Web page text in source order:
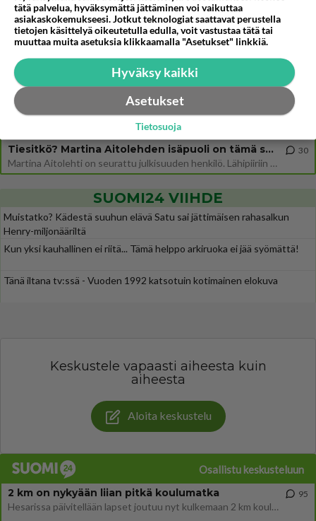
Näin tekisi ainakin Rydman seuratessaan idolinsa Trumpin mallia https://www.is.fi/politiikka/art-2000012187244.html
Mitä tuot pöytään parisuhteessa?
Siinäpä se kysymys on otsikossa. Mitäpä siis tuot/toisit pöytään parisuhteessa? Oletko mies vai nainen? Koetko sen mitä
425
Martinan bisneksillä ei mene hyvin
Tiesitkö? Martina Aitolehden isäpuoli on tämä suosittu laulaja
Martina Aitolehti on seurattu julkisuuden henkilö. Lähipiiriin mahtuu muitakin tunnettuja henkilöitä. Tiesitkö, että Ma
30
SUOMI24 VIIHDE
Muistatko? Kädestä suuhun elävä Satu sai jättimäisen rahasalkun
Henry-miljonääriltä
Kun yksi kauhallinen ei riitä... Tämä helppo arkiruoka ei jää syömättä!
Tänä iltana tv:ssä - Vuoden 1992 katsotuin kotimainen elokuva
Keskustele vapaasti aiheesta kuin
aiheesta
Aloita keskustelu
Osallistu keskusteluun
2 km on nykyään liian pitkä koulumatka
Hesarissa päivitellään lapset joutuu nyt kulkemaan 2 km kouluun jösses. Ruostefillarilla tuo matka menee vaikka miten äk
95
tätä palvelua, hyväksymättä jättäminen voi vaikuttaa
asiakaskokemukseesi. Jotkut teknologiat saattavat perustella
tietojen käsittelyä oikeutetulla edulla, voit vastustaa tätä tai
muuttaa muita asetuksia klikkaamalla "Asetukset" linkkiä.
Hyväksy kaikki
Asetukset
Tietosuoja